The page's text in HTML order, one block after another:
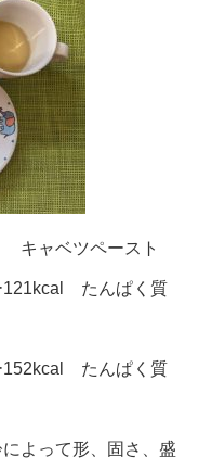
キャベツペースト
121kcal たんぱく質
152kcal たんぱく質
よって形、固さ、盛